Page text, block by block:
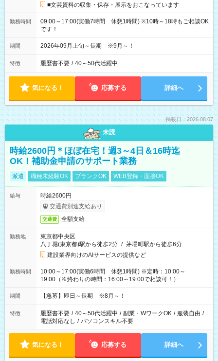
■文芸資料の収集・保存・展示をおこなっています
勤務時間
09:00～17:00(実働7時間 休憩1時間) ※10時～18時もご相談OK
です！
期間 2026年09月上旬～長期 ※9月～！
特徴 履歴書不要 / 40～50代活躍中
気になる！ 応募する 詳細へ
掲載日：2026.08.07
未読
時給2600円＊ほぼ在宅！週3～4日＆16時迄
OK！補助金申請のサポート業務
派遣 職種未経験OK ブランクOK WEB登録・面接OK
給与
時給2600円
交通費別途支給あり
交通費 全額支給
勤務地
東京都中央区
八丁堀(東京都)駅から徒歩2分 / 茅場町駅から徒歩6分
建設業界向けのAIサービスの提供など
勤務時間
10:00～17:00(実働6時間 休憩1時間) ※定時：10:00～
19:00（※終わりの時間：16:00～19:00で相談可！）
期間 【急募】即日～長期 ※8月～！
特徴 履歴書不要 / 40～50代活躍中 / 副業・WワークOK / 服装自由 /
電話対応なし / パソコンスキル不要
気になる！ 応募する 詳細へ